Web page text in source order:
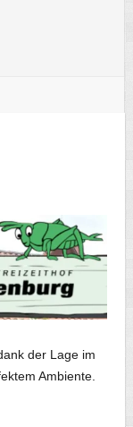
der Lage im
Ambiente.